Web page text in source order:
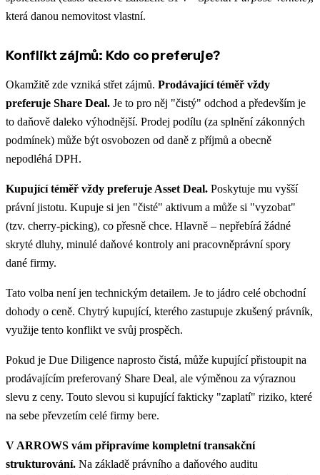
která danou nemovitost vlastní.
Konflikt zájmů: Kdo co preferuje?
Okamžitě zde vzniká střet zájmů. Prodávající téměř vždy
preferuje Share Deal. Je to pro něj "čistý" odchod a především je
to daňově daleko výhodnější. Prodej podílu (za splnění zákonných
podmínek) může být osvobozen od daně z příjmů a obecně
nepodléhá DPH.
Kupující téměř vždy preferuje Asset Deal. Poskytuje mu vyšší
právní jistotu. Kupuje si jen "čisté" aktivum a může si "vyzobat"
(tzv. cherry-picking), co přesně chce. Hlavně – nepřebírá žádné
skryté dluhy, minulé daňové kontroly ani pracovněprávní spory
dané firmy.
Tato volba není jen technickým detailem. Je to jádro celé obchodní
dohody o ceně. Chytrý kupující, kterého zastupuje zkušený právník,
využije tento konflikt ve svůj prospěch.
Pokud je Due Diligence naprosto čistá, může kupující přistoupit na
prodávajícím preferovaný Share Deal, ale výměnou za výraznou
slevu z ceny. Touto slevou si kupující fakticky "zaplatí" riziko, které
na sebe převzetím celé firmy bere.
V ARROWS vám připravíme kompletní transakční
strukturování. Na základě právního a daňového auditu